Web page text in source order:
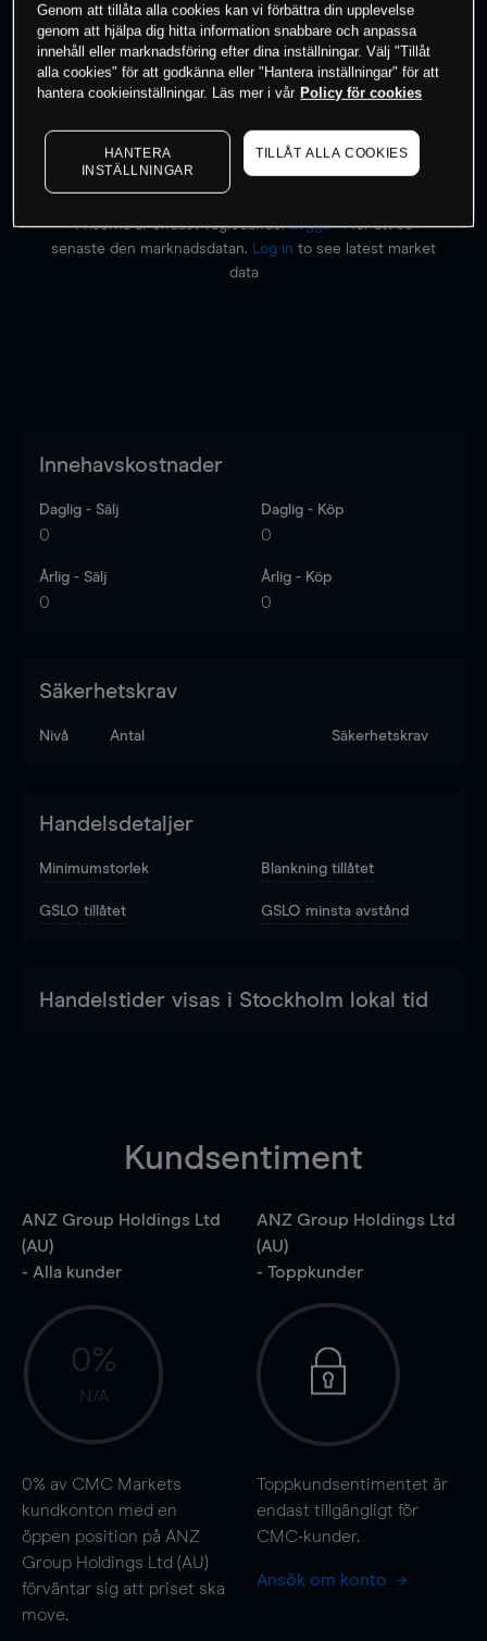
instrument
Börja handla
Priserna är endast vägledande.Logga inför att se
senaste den marknadsdatan.
Log in to see latest market
data
Innehavskostnader
Daglig - Sälj
0
Daglig - Köp
0
Årlig - Sälj
0
Årlig - Köp
0
Säkerhetskrav
Nivå Antal Säkerhetskrav
Handelsdetaljer
Minimumstorlek Blankning tillåtet
GSLO tillåtet GSLO minsta avstånd
Handelstider visas i Stockholm lokal tid
Kundsentiment
ANZ Group Holdings Ltd
(AU)
- Alla kunder
0%
N/A
0% av CMC Markets
kundkonton med en
öppen position på ANZ
Group Holdings Ltd (AU)
förväntar sig att priset ska
move.
ANZ Group Holdings Ltd
(AU)
- Toppkunder
Toppkundsentimentet är
endast tillgängligt för
CMC-kunder.
Ansök om konto
Genom att tillåta alla cookies kan vi förbättra din upplevelse
genom att hjälpa dig hitta information snabbare och anpassa
innehåll eller marknadsföring efter dina inställningar. Välj "Tillåt
alla cookies" för att godkänna eller "Hantera inställningar" för att
hantera cookieinställningar. Läs mer i vår Policy för cookies
HANTERA
INSTÄLLNINGAR
TILLÅT ALLA COOKIES